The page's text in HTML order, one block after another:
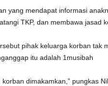
yang mendapat informasi
TKP, dan membawa jasad
pihak keluarga korban tak
itu adalah 1musibah
korban dimakamkan,” pungkas